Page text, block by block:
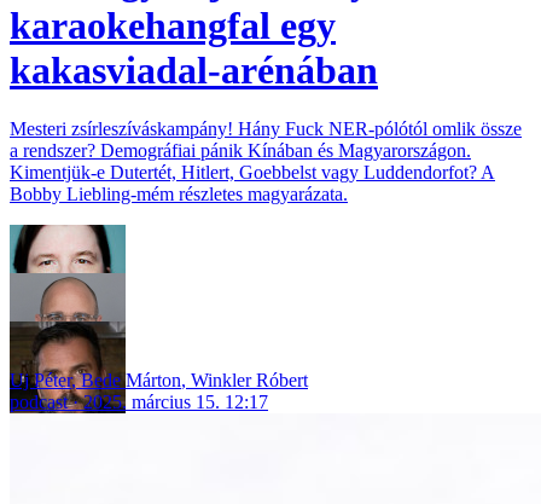
karaokehangfal egy
kakasviadal-arénában
Mesteri zsírleszíváskampány! Hány Fuck NER-pólótól omlik össze
a rendszer? Demográfiai pánik Kínában és Magyarországon.
Kimentjük-e Dutertét, Hitlert, Goebbelst vagy Luddendorfot? A
Bobby Liebling-mém részletes magyarázata.
Uj Péter,Bede Márton, Winkler Róbert
podcast
2025. március 15. 12:17